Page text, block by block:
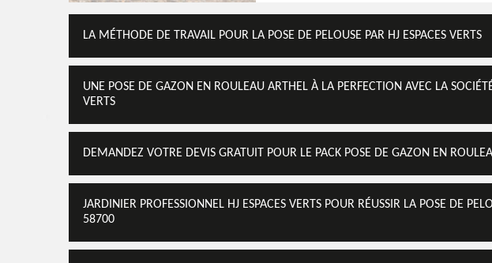
LA MÉTHODE DE TRAVAIL POUR LA POSE DE PELOUSE PAR HJ ESPACES VERTS
UNE POSE DE GAZON EN ROULEAU ARTHEL À LA PERFECTION AVEC LA
VERTS
DEMANDEZ VOTRE DEVIS GRATUIT POUR LE PACK POSE DE GAZON EN
JARDINIER PROFESSIONNEL HJ ESPACES VERTS POUR RÉUSSIR LA POSE DE
58700